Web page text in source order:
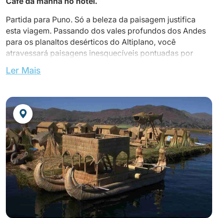
Partida para Puno. Só a beleza da paisagem justifica
esta viagem. Passando dos vales profundos dos Andes
para os planaltos desérticos do Altiplano, você
atravessará paisagens inesquecíveis pontuadas por
inúmeras aldeias
artesãos (oleiros e tecelões).
metros acima do nível do mar), que representa a divisão
entre a zona andina e o Altiplano.
Pare para a visita de Racchi: antigo local de Huari que
tem uma importância especial devido à sua arquitetura
única. Este local notavelmente extenso tem muitos
edifícios, incluindo o templo principal, chamado Templo
Wiracocha , onde você ainda pode ver colunas de
adobe circulares únicas.
Durante o percurso, o autocarro para em Andahuaylillas,
Ler Mais